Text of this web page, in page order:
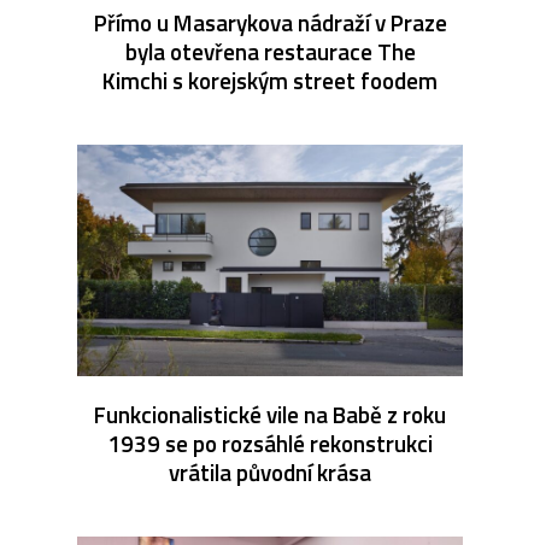
Přímo u Masarykova nádraží v Praze
byla otevřena restaurace The
Kimchi s korejským street foodem
Funkcionalistické vile na Babě z roku
1939 se po rozsáhlé rekonstrukci
vrátila původní krása